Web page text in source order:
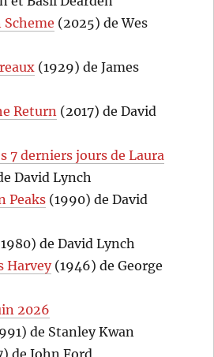
(2025) de Wes
(1929) de James
Return (2017) de David
7 derniers jours de Laura
David Lynch
Peaks (1990) de David
de David Lynch
Harvey(1946) de George
2026
de Stanley Kwan
de John Ford